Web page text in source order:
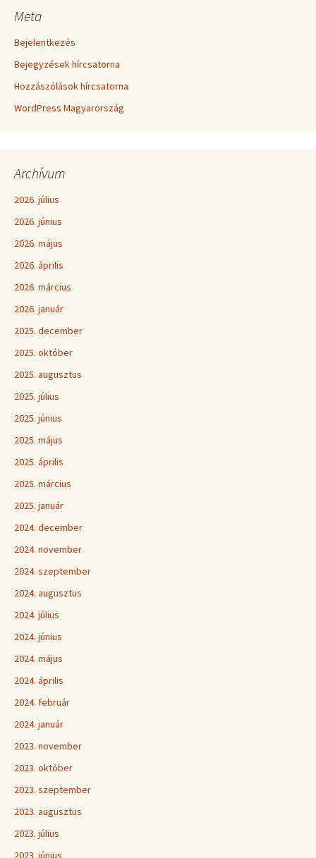
Meta
Bejelentkezés
Bejegyzések hírcsatorna
Hozzászólások hírcsatorna
WordPress Magyarország
Archívum
2026. július
2026. június
2026. május
2026. április
2026. március
2026. január
2025. december
2025. október
2025. augusztus
2025. július
2025. június
2025. május
2025. április
2025. március
2025. január
2024. december
2024. november
2024. szeptember
2024. augusztus
2024. július
2024. június
2024. május
2024. április
2024. február
2024. január
2023. november
2023. október
2023. szeptember
2023. augusztus
2023. július
2023. június